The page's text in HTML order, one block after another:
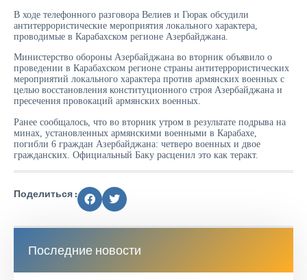
В ходе телефонного разговора Велиев и Гюрак обсудили
антитеррористические мероприятия локального характера,
проводимые в Карабахском регионе Азербайджана.
Министерство обороны Азербайджана во вторник объявило о
проведении в Карабахском регионе страны антитеррористических
мероприятий локального характера против армянских военных с
целью восстановления конституционного строя Азербайджана и
пресечения провокаций армянских военных.
Ранее сообщалось, что во вторник утром в результате подрыва на
минах, установленных армянскими военными в Карабахе,
погибли 6 граждан Азербайджана: четверо военных и двое
гражданских. Официальный Баку расценил это как теракт.
Поделиться :
Последние новости